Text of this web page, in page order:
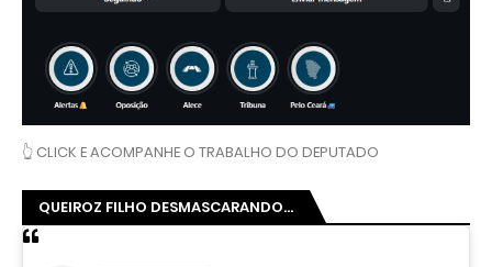
👆 CLICK E ACOMPANHE O TRABALHO DO DEPUTADO
QUEIROZ FILHO DESMASCARANDO...